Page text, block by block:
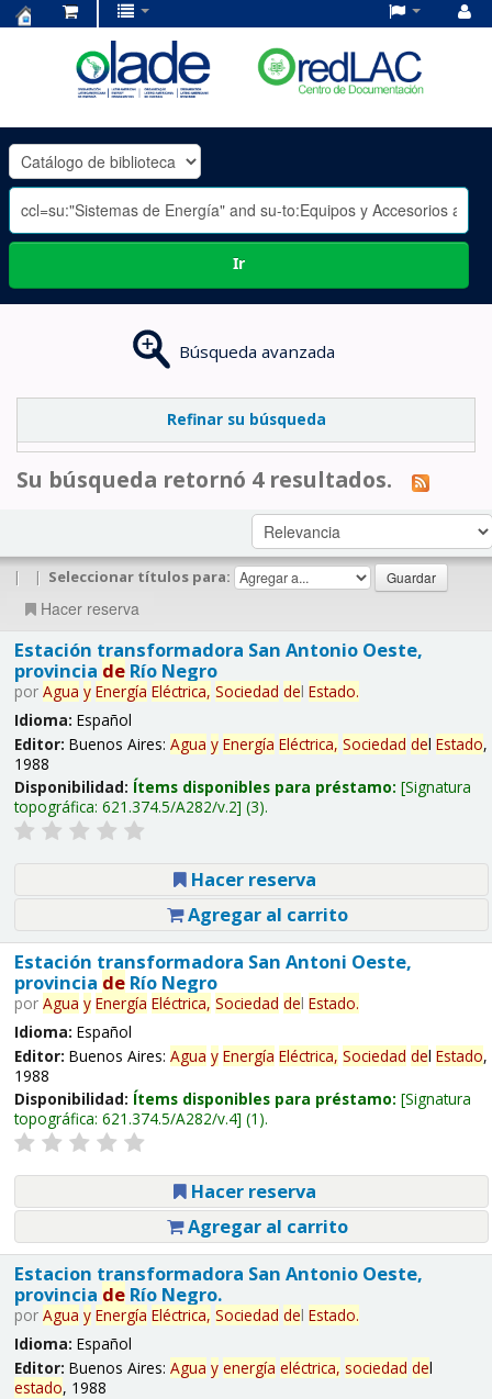
OLADE
-
Ir
Búsqueda avanzada
Refinar su búsqueda
Su búsqueda retornó 4 resultados.
| | Seleccionar títulos para:
Hacer reserva
Estación transformadora San Antonio Oeste,
provincia deRío Negro
por Agua y Energía Eléctrica, Sociedad del Estado.
Idioma: Español
Editor: Buenos Aires: Agua y Energía Eléctrica, Sociedad del Estado,
1988
Disponibilidad: Ítems disponibles para préstamo: Signatura
topográfica: 621.374.5/A282/v.2 (3).
Hacer reserva
Agregar al carrito
Estación transformadora San Antoni Oeste,
provincia deRío Negro
por Agua y Energía Eléctrica, Sociedad del Estado.
Idioma: Español
Editor: Buenos Aires: Agua y Energía Eléctrica, Sociedad del Estado,
1988
Disponibilidad: Ítems disponibles para préstamo: Signatura
topográfica: 621.374.5/A282/v.4 (1).
Hacer reserva
Agregar al carrito
Estacion transformadora San Antonio Oeste,
provincia deRío Negro.
por Agua y Energía Eléctrica, Sociedad del Estado.
Idioma: Español
Editor: Buenos Aires: Agua y energía eléctrica, sociedad del
estado, 1988